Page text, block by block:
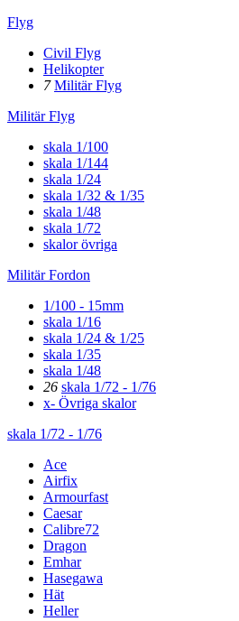
Flyg
Civil Flyg
Helikopter
7 Militär Flyg
Militär Flyg
skala 1/100
skala 1/144
skala 1/24
skala 1/32 & 1/35
skala 1/48
skala 1/72
skalor övriga
Militär Fordon
1/100 - 15mm
skala 1/16
skala 1/24 & 1/25
skala 1/35
skala 1/48
26 skala 1/72 - 1/76
x- Övriga skalor
skala 1/72 - 1/76
Ace
Airfix
Armourfast
Caesar
Calibre72
Dragon
Emhar
Hasegawa
Hät
Heller